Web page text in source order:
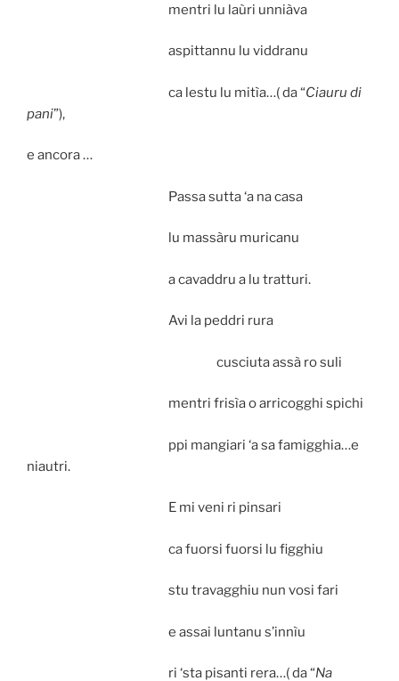
mentri lu laùri unniàva
aspittannu lu viddranu
ca lestu lu mitìa…( da “Ciauru di
pani”),
e ancora …
Passa sutta ‘a na casa
lu massàru muricanu
a cavaddru a lu tratturi.
Avi la peddri rura
cusciuta assà ro suli
mentri frisìa o arricogghi spichi
ppi mangiari ‘a sa famigghia…e
niautri.
E mi veni ri pinsari
ca fuorsi fuorsi lu figghiu
stu travagghiu nun vosi fari
e assai luntanu s’innìu
ri ‘sta pisanti rera…( da “Na